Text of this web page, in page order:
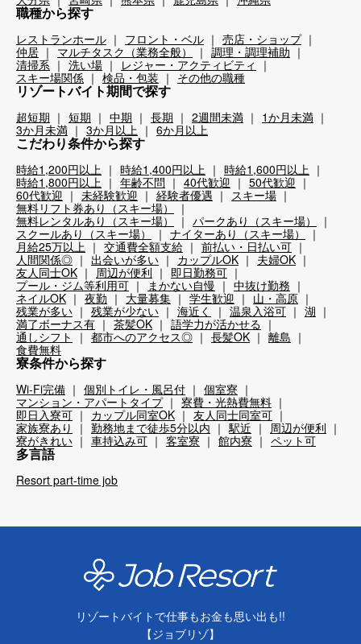
職種から探す
レストランホール フロント・ベル
売店・ショップ
仲居
マルチタスク（業務全般）
調理・調理補助
清掃系
洗い場
レジャー・アクティビティ
スキー場関係
検品・包装 その他の職種
リゾートバイト期間で探す
超短期 短期 中期 長期 2週間未満
1か月未満
3か月未満
3か月以上 6か月以上
こだわり条件から探す
時給1,200円以上 時給1,400円以上
時給1,600円以上
時給1,800円以上
年齢不問 40代歓迎
50代歓迎
60代歓迎
未経験歓迎 経験者優遇
スキー場
無料リフト券あり（スキー場）
無料レンタルあり（スキー場）
パークあり（スキー場）
スクールあり（スキー場）
ナイターあり（スキー場）
月給25万以上
交通費全額支給
前払い・日払い可
人間関係◎
出会いが多い カップルOK
夫婦OK
友人同士OK
周辺が便利
即日勤務可
プール・ジム等利用可
まかない自慢
中抜け勤務
ネイルOK
夜勤 大量募集 学生歓迎
山・高原
残業が多い
残業が少ない 海近く 温泉入浴可
湖
満了ボーナス有
茶髪OK
語学力が活かせる
通しシフト
都市へのアクセス◎ 長髪OK
離島
食費無料
寮条件から探す
Wi-Fi完備 個別トイレ・風呂付
個室寮
マンション・アパートタイプ
寮費・光熱費無料
即日入寮可
カップル同室OK
友人同士同室可
家族寮あり
勤務地まで徒歩5分以内 駅近
周辺が便利
寮がきれい
車持込み可 客室寮 館内寮 ペット可
多言語
Resort part-time job
リゾートバイトで仕事もお金も思い出も!!
【ジョブリゾ】